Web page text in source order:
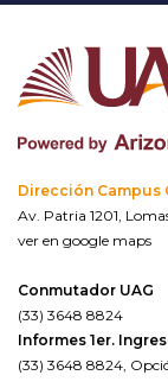
Dirección Campus
Av. Patria 1201,
ver en google maps
Conmutador UAG
(33) 3648 8824
Informes 1er.
(33) 3648 8824,